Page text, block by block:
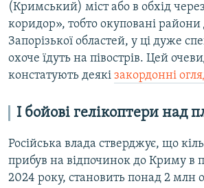
(Кримський) міст або в обхід
коридор», тобто окуповані райони
Запорізької областей, у ці дуже
охоче їдуть на півострів. Цей
констатують деякі закордонні
І бойові гелікоптери над
Російська влада стверджує, що
прибув на відпочинок до Криму в
2024 року, становить понад 2 млн